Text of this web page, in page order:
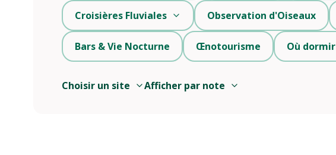
Choisir un site Afficher par note
Croisières Fluviales Observation d'Oiseaux
Bars & Vie Nocturne Œnotourisme Où dormir